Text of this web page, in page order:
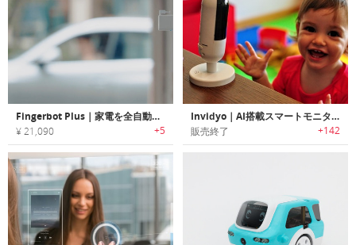
Fingerbot Plus｜家電を全自動化させるスマートスイッチ「フィンガーボットプラス」
¥ 21,090 +5
Invidyo｜AI搭載スマートモニター「インビディオ」
販売終了 +142